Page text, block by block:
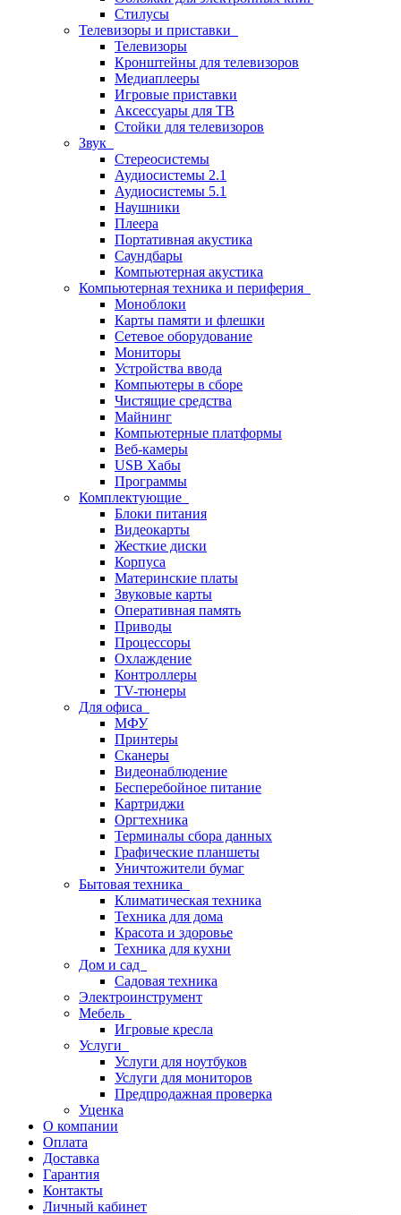
Стилусы
Телевизоры и приставки
Телевизоры
Кронштейны для телевизоров
Медиаплееры
Игровые приставки
Аксессуары для ТВ
Стойки для телевизоров
Звук
Стереосистемы
Аудиосистемы 2.1
Аудиосистемы 5.1
Наушники
Плеера
Портативная акустика
Саундбары
Компьютерная акустика
Компьютерная техника и периферия
Моноблоки
Карты памяти и флешки
Сетевое оборудование
Мониторы
Устройства ввода
Компьютеры в сборе
Чистящие средства
Майнинг
Компьютерные платформы
Веб-камеры
USB Хабы
Программы
Комплектующие
Блоки питания
Видеокарты
Жесткие диски
Корпуса
Материнские платы
Звуковые карты
Оперативная память
Приводы
Процессоры
Охлаждение
Контроллеры
TV-тюнеры
Для офиса
МФУ
Принтеры
Сканеры
Видеонаблюдение
Бесперебойное питание
Картриджи
Оргтехника
Терминалы сбора данных
Графические планшеты
Уничтожители бумаг
Бытовая техника
Климатическая техника
Техника для дома
Красота и здоровье
Техника для кухни
Дом и сад
Садовая техника
Электроинструмент
Мебель
Игровые кресла
Услуги
Услуги для ноутбуков
Услуги для мониторов
Предпродажная проверка
Уценка
О компании
Оплата
Доставка
Гарантия
Контакты
Личный кабинет